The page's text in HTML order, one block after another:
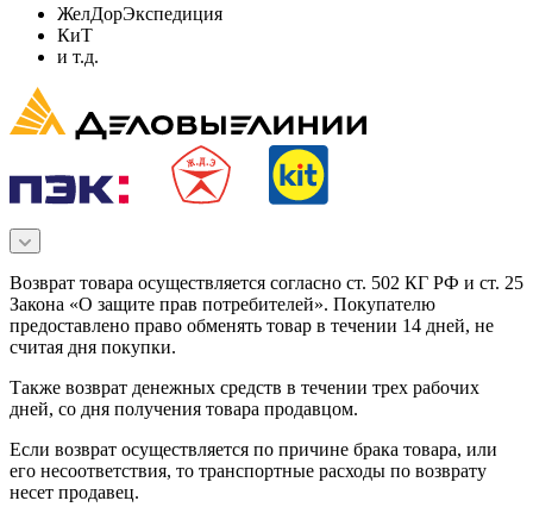
ЖелДорЭкспедиция
КиТ
и т.д.
Возврат товара осуществляется согласно ст. 502 КГ РФ и ст. 25
Закона «О защите прав потребителей». Покупателю
предоставлено право обменять товар в течении 14 дней, не
считая дня покупки.
Также возврат денежных средств в течении трех рабочих
дней, со дня получения товара продавцом.
Если возврат осуществляется по причине брака товара, или
его несоответствия, то транспортные расходы по возврату
несет продавец.